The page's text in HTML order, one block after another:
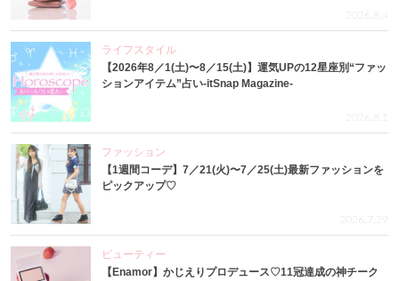
2026.8.4
ライフスタイル
【2026年8／1(土)〜8／15(土)】運気UPの12星座別“ファッ
ションアイテム”占い-itSnap Magazine-
2026.8.1
ファッション
【1週間コーデ】7／21(火)〜7／25(土)最新ファッションを
ピックアップ♡
2026.7.29
ビューティー
【Enamor】かじえりプロデュース♡11冠達成の神チーク